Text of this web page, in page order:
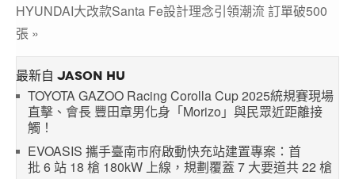
HYUNDAI大改款Santa Fe設計理念引領潮流 訂單破500
張 »
最新自 JASON HU
TOYOTA GAZOO Racing Corolla Cup 2025統規賽現場
直擊、會長 豐田章男化身「Morizo」與民眾近距離接
觸！
EVOASIS 攜手臺南市府啟動快充站建置專案：首
批 6 站 18 槍 180kW 上線，規劃覆蓋 7 大要道共 22 槍